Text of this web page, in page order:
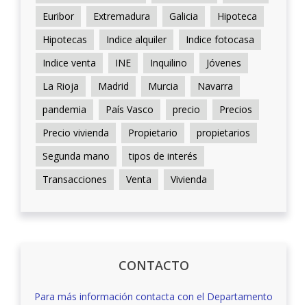
Euribor
Extremadura Galicia
Hipoteca
Hipotecas
Indice alquiler
Indice fotocasa
Indice venta
INE Inquilino
Jóvenes
La Rioja
Madrid Murcia
Navarra
pandemia
País Vasco precio
Precios
Precio vivienda
Propietario
propietarios
Segunda mano
tipos de interés
Transacciones
Venta Vivienda
CONTACTO
Para más información contacta con el Departamento